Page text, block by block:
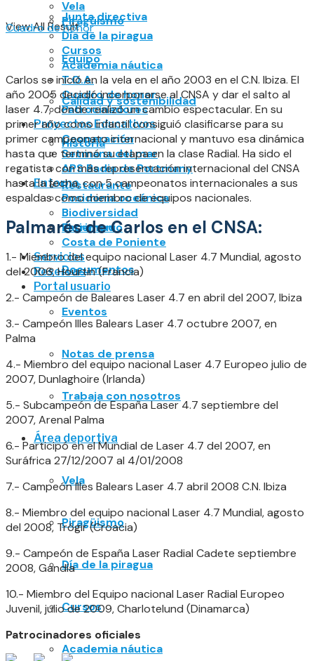
Vela
Piragüismo
Día de la piragua
Cursos
Academia náutica
T.O.A.
Cuadro de honor
Patrocinadores
Proyectos Educativos
Cooperación
Setmana del mar
APS Badia de Portmany
Entorno
Posidonia oceánica
Biodiversidad
Patrimonio
Costa de Poniente
Servicios
Reservas
Portal usuario
Junta directiva
Equipo
Calidad y sostenibilidad
Historia
Restaurante
El tiempo
Documentos
Eventos
Notas de prensa
Trabaja con nosotros
Área deportiva
Vela
Piragüismo
Día de la piragua
Cursos
Academia náutica
View All Result
Cuadro de honor
Carlos se inició en la vela en el año 2003 en el C.N. Ibiza. El
año 2005 decidió incorporarse al CNSA y dar el salto al
laser 4.7, donde realizó un cambio espectacular. En su
primer año como infantil consiguió clasificarse para su
primer campeonato internacional y mantuvo esa dinámica
hasta que terminó su etapa en la clase Radial. Ha sido el
regatista con más representación internacional del CNSA
hasta la fecha, con 5 campeonatos internacionales a sus
espaldas como miembro de equipos nacionales.
Palmarés de Carlos en el CNSA:
1.- Miembro del equipo nacional Laser 4.7 Mundial, agosto
del 2006, Hourtin (Francia)
2.- Campeón de Baleares Laser 4.7 en abril del 2007, Ibiza
3.- Campeón Illes Balears Laser 4.7 octubre 2007, en
Palma
4.- Miembro del equipo nacional Laser 4.7 Europeo julio de
2007, Dunlaghoire (Irlanda)
5.- Subcampeón de España Laser 4.7 septiembre del
2007, Arenal Palma
6.- Participó en el Mundial de Laser 4.7 del 2007, en
Suráfrica 27/12/2007 al 4/01/2008
7.- Campeón Illes Balears Laser 4.7 abril 2008 C.N. Ibiza
8.- Miembro del equipo nacional Laser 4.7 Mundial, agosto
del 2008, Trógir (Croacia)
9.- Campeón de España Laser Radial Cadete septiembre
2008, Gandía
10.- Miembro del Equipo nacional Laser Radial Europeo
Juvenil, julio de 2009, Charlotelund (Dinamarca)
Patrocinadores oficiales